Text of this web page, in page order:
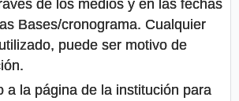
de los medios y en las fechas
Bases/cronograma. Cualquier
puede ser motivo de
a la página de la institución para